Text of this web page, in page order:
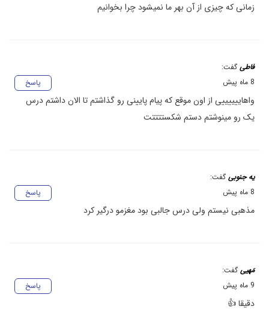
زمانی که چیزی از آن بهر ما نمیشود چرا بخوانیم
فاطی گفت:
پاسخ
8 ماه پیش
واهاییییییی از اون موقع که پیام پایینی رو گذاشتم تا الان داشتم درس
یک رو مینوشتم دستم شکستتتتت
یه جنوبی گفت:
پاسخ
8 ماه پیش
مذهبی نیستم ولی درس جالبی بود مغزمو درگیر کرد
مَهیی گفت:
پاسخ
9 ماه پیش
دقیقا 👍